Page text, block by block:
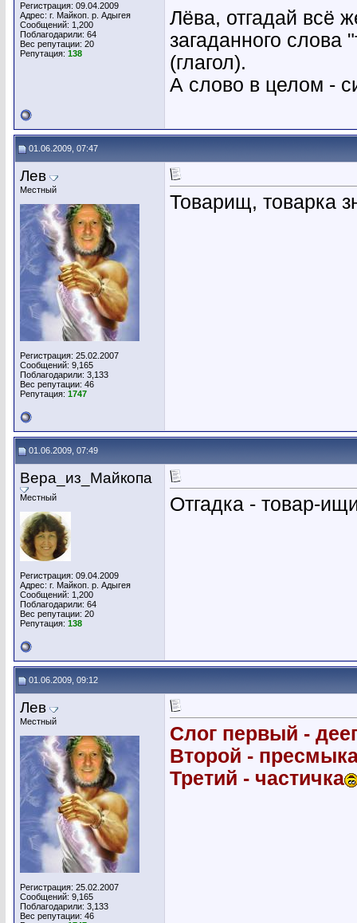
Регистрация: 09.04.2009
Адрес: г. Майкоп. р. Адыгея
Сообщений: 1,200
Поблагодарили: 64
Вес репутации: 20
Репутация: 138
Лёва, отгадай всё
загаданного
(глагол).
А слово в целом -
01.06.2009, 07:47
Лев
Местный
Регистрация: 25.02.2007
Сообщений: 9,165
Поблагодарили: 3,133
Вес репутации: 46
Репутация: 1747
Товарищ, товарка
01.06.2009, 07:49
Вера_из_Майкопа
Местный
Регистрация: 09.04.2009
Адрес: г. Майкоп. р. Адыгея
Сообщений: 1,200
Поблагодарили: 64
Вес репутации: 20
Репутация: 138
Отгадка - товар-
01.06.2009, 09:12
Лев
Местный
Регистрация: 25.02.2007
Сообщений: 9,165
Поблагодарили: 3,133
Вес репутации: 46
Слог первый -
Второй -
Третий - частичка